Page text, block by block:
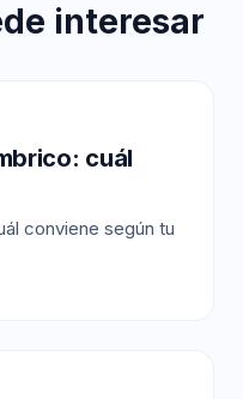
interesar
cuál
conviene según tu